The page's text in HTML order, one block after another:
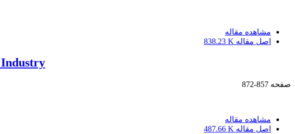
مشاهده مقاله
اصل مقاله 838.23 K
صفحه 857-872
مشاهده مقاله
اصل مقاله 487.66 K